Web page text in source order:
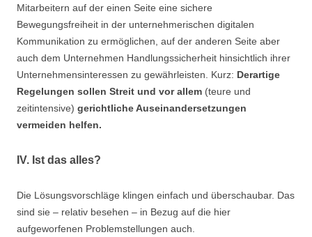
Mitarbeitern auf der einen Seite eine sichere
Bewegungsfreiheit in der unternehmerischen digitalen
Kommunikation zu ermöglichen, auf der anderen Seite aber
auch dem Unternehmen Handlungssicherheit hinsichtlich ihrer
Unternehmensinteressen zu gewährleisten. Kurz: Derartige
Regelungen sollen Streit und vor allem (teure und
zeitintensive) gerichtliche Auseinandersetzungen
vermeiden helfen.
IV. Ist das alles?
Die Lösungsvorschläge klingen einfach und überschaubar. Das
sind sie – relativ besehen – in Bezug auf die hier
aufgeworfenen Problemstellungen auch.